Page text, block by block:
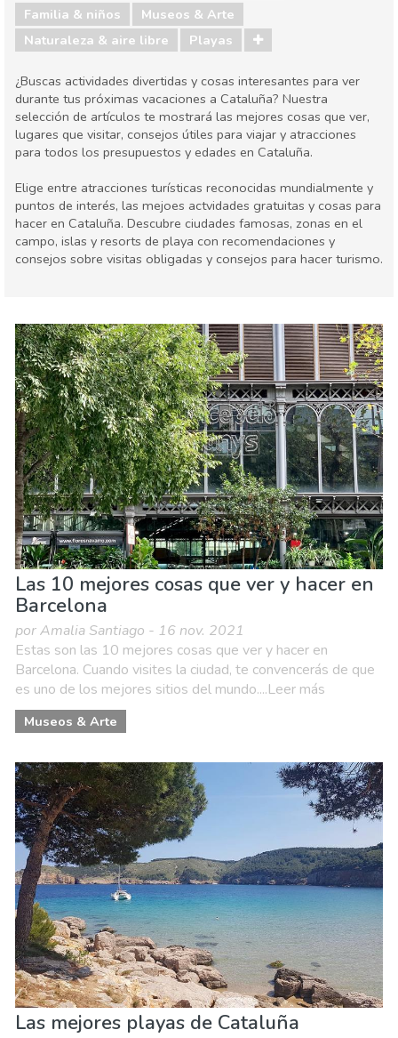
Familia & niños
Museos & Arte
Naturaleza & aire libre
Playas
¿Buscas actividades divertidas y cosas interesantes para ver
durante tus próximas vacaciones a Cataluña? Nuestra
selección de artículos te mostrará las mejores cosas que ver,
lugares que visitar, consejos útiles para viajar y atracciones
para todos los presupuestos y edades en Cataluña.
Elige entre atracciones turísticas reconocidas mundialmente y
puntos de interés, las mejoes actvidades gratuitas y cosas para
hacer en Cataluña. Descubre ciudades famosas, zonas en el
campo, islas y resorts de playa con recomendaciones y
consejos sobre visitas obligadas y consejos para hacer turismo.
Agenda de eventos
Comida & Restaurantes
Deporte & aventura
Dónde quedarse
Familia & niños
Museos & Arte
Naturaleza & aire libre
Playas
Las 10 mejores cosas que ver y hacer en
Barcelona
por Amalia Santiago - 16 nov. 2021
Estas son las 10 mejores cosas que ver y hacer en
Barcelona. Cuando visites la ciudad, te convencerás de que
es uno de los mejores sitios del mundo....Leer más
Museos & Arte
Las mejores playas de Cataluña